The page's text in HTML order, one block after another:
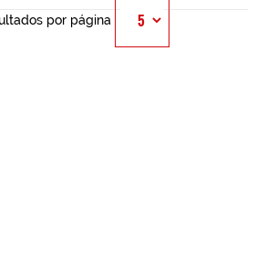
por página